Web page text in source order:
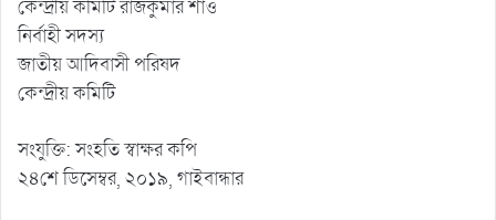
কেন্দ্রীয় কমিটি রাজকুমার শাও
নির্বাহী সদস্য
জাতীয় আদিবাসী পরিষদ
কেন্দ্রীয় কমিটি
সংযুক্তি: সংহতি স্বাক্ষর কপি
২৪শে ডিসেম্বর, ২০১৯, গাইবান্ধার